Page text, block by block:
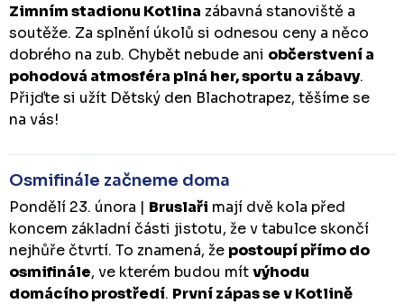
Zimním stadionu Kotlina zábavná stanoviště a
soutěže. Za splnění úkolů si odnesou ceny a něco
dobrého na zub. Chybět nebude ani občerstvení a
pohodová atmosféra plná her, sportu a zábavy.
Přijďte si užít Dětský den Blachotrapez, těšíme se
na vás!
Osmifinále začneme doma
Pondělí 23. února | Bruslaři mají dvě kola před
koncem základní části jistotu, že v tabulce skončí
nejhůře čtvrtí. To znamená, že postoupí přímo do
osmifinále, ve kterém budou mítvýhodu
domácího prostředí. První zápas se v Kotlině